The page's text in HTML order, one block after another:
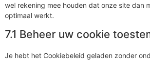
wel rekening mee houden dat onze site dan
optimaal werkt.
7.1 Beheer uw cookie
Je hebt het Cookiebeleid geladen zonder